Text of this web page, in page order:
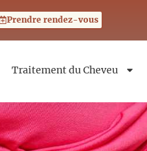
Prendre rendez-vous
Traitement du Cheveu